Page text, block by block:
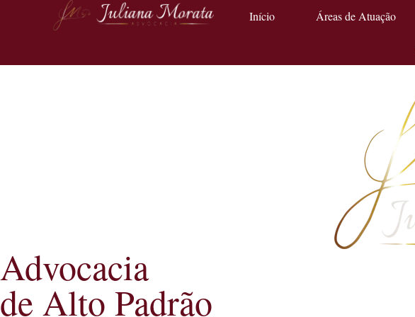
Início Áreas de Atuação
Advocacia
de Alto Padrão